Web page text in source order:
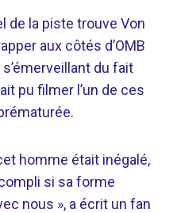
de la piste trouve Von
aux côtés d’OMB
du fait
pu filmer l’un de ces
homme était inégalé,
si sa forme
nous », a écrit un fan